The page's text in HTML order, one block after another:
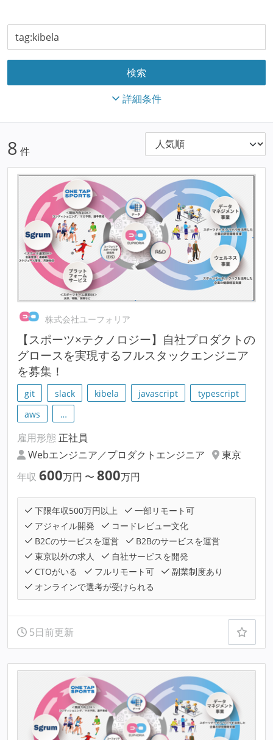
詳細条件
8 件
株式会社ユーフォリア
【スポーツ×テクノロジー】自社プロダクトの
グロースを実現するフルスタックエンジニア
を募集！
git slack kibela javascript
typescript
aws
…
雇用形態 正社員
Webエンジニア／プロダクトエンジニア
東京
年収 600万円 〜 800万円
下限年収500万円以上
一部リモート可
アジャイル開発
コードレビュー文化
B2Cのサービスを運営
B2Bのサービスを運営
東京以外の求人
自社サービスを開発
CTOがいる
フルリモート可
副業制度あり
オンラインで選考が受けられる
5日前更新